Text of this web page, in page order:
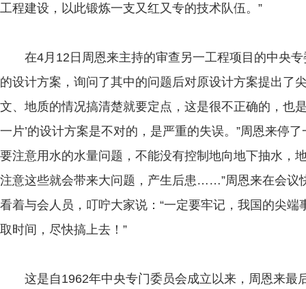
工程建设，以此锻炼一支又红又专的技术队伍。”
在4月12日周恩来主持的审查另一工程项目的中央专
的设计方案，询问了其中的问题后对原设计方案提出了
文、地质的情况搞清楚就要定点，这是很不正确的，也
一片’的设计方案是不对的，是严重的失误。”周恩来停
要注意用水的水量问题，不能没有控制地向地下抽水，
注意这些就会带来大问题，产生后患……”周恩来在会议
看着与会人员，叮咛大家说：“一定要牢记，我国的尖
取时间，尽快搞上去！”
这是自1962年中央专门委员会成立以来，周恩来最